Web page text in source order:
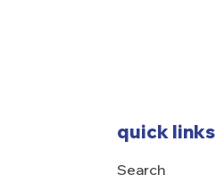
quick links
Search